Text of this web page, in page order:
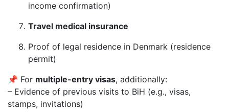
income confirmation)
Travel medical insurance
Proof of legal residence in Denmark (residence
permit)
📌 For multiple-entry visas, additionally:
– Evidence of previous visits to BiH (e.g., visas,
stamps, invitations)